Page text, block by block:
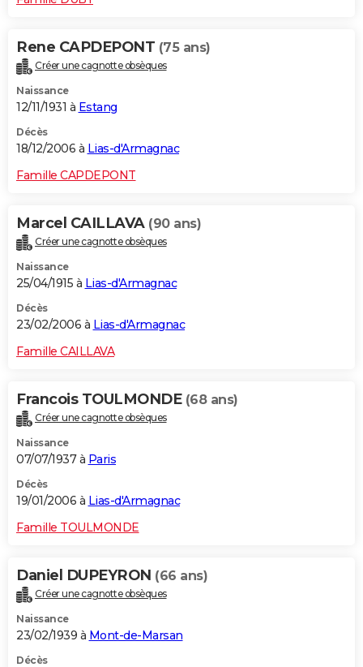
Rene CAPDEPONT (75 ans)
Créer une cagnotte obsèques
Naissance
12/11/1931 à Estang
Décès
18/12/2006 à Lias-d'Armagnac
Famille CAPDEPONT
Marcel CAILLAVA (90 ans)
Créer une cagnotte obsèques
Naissance
25/04/1915 à Lias-d'Armagnac
Décès
23/02/2006 à Lias-d'Armagnac
Famille CAILLAVA
Francois TOULMONDE (68 ans)
Créer une cagnotte obsèques
Naissance
07/07/1937 à Paris
Décès
19/01/2006 à Lias-d'Armagnac
Famille TOULMONDE
Daniel DUPEYRON (66 ans)
Créer une cagnotte obsèques
Naissance
23/02/1939 à Mont-de-Marsan
Décès